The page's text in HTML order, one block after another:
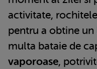
activitate,
pentru a obtine
multa bataie de
vaporoase,